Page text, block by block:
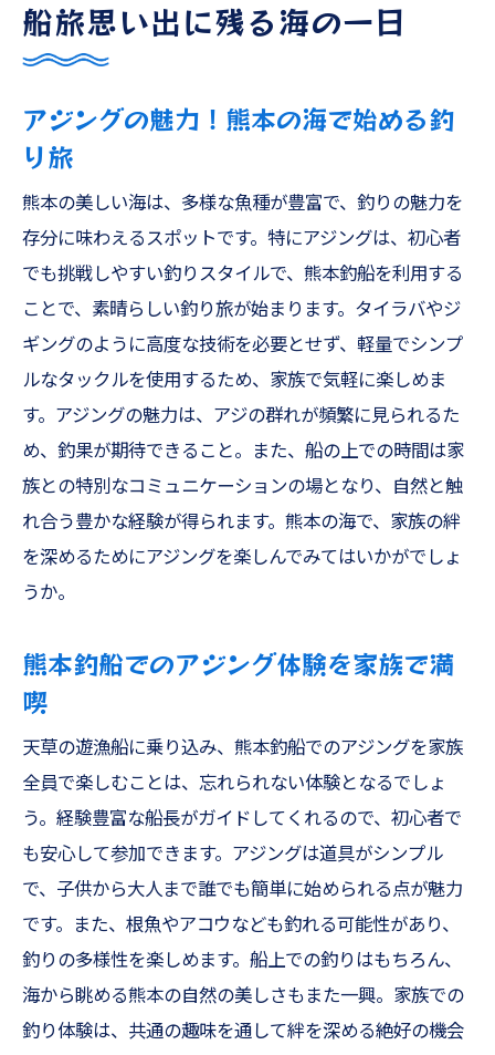
船旅思い出に残る海の一日
アジングの魅力！熊本の海で始める釣
り旅
熊本の美しい海は、多様な魚種が豊富で、釣りの魅力を
存分に味わえるスポットです。特にアジングは、初心者
でも挑戦しやすい釣りスタイルで、熊本釣船を利用する
ことで、素晴らしい釣り旅が始まります。タイラバやジ
ギングのように高度な技術を必要とせず、軽量でシンプ
ルなタックルを使用するため、家族で気軽に楽しめま
す。アジングの魅力は、アジの群れが頻繁に見られるた
め、釣果が期待できること。また、船の上での時間は家
族との特別なコミュニケーションの場となり、自然と触
れ合う豊かな経験が得られます。熊本の海で、家族の絆
を深めるためにアジングを楽しんでみてはいかがでしょ
うか。
熊本釣船でのアジング体験を家族で満
喫
天草の遊漁船に乗り込み、熊本釣船でのアジングを家族
全員で楽しむことは、忘れられない体験となるでしょ
う。経験豊富な船長がガイドしてくれるので、初心者で
も安心して参加できます。アジングは道具がシンプル
で、子供から大人まで誰でも簡単に始められる点が魅力
です。また、根魚やアコウなども釣れる可能性があり、
釣りの多様性を楽しめます。船上での釣りはもちろん、
海から眺める熊本の自然の美しさもまた一興。家族での
釣り体験は、共通の趣味を通して絆を深める絶好の機会